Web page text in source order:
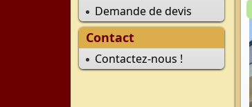
Demande de devis
Contact
Contactez-nous !